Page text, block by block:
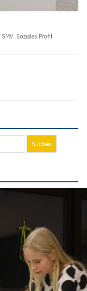
SMV Soziales Profil